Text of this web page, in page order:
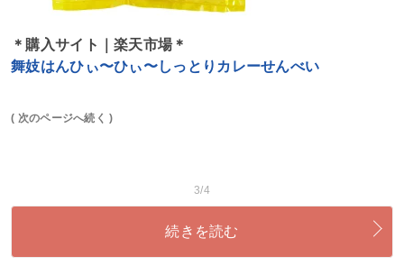
＊購入サイト｜楽天市場＊
舞妓はんひぃ〜ひぃ〜しっとりカレーせんべい
( 次のページへ続く )
3/4
続きを読む